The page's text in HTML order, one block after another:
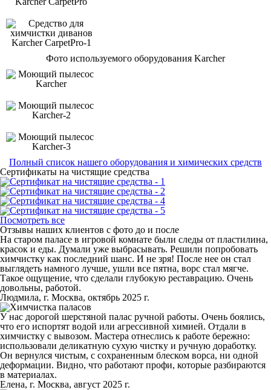
Фото используемого оборудования Karcher
Полный список нашего оборудования и химических средств
Сертификаты на чистящие средства
Посмотреть все
Отзывы наших клиентов с фото до и после
На старом паласе в игровой комнате были следы от пластилина,
красок и еды. Думали уже выбрасывать. Решили попробовать
химчистку как последний шанс. И не зря! После нее он стал
выглядеть намного лучше, ушли все пятна, ворс стал мягче.
Такое ощущение, что сделали глубокую реставрацию. Очень
довольны, работой.
Людмила, г. Москва, октябрь 2025 г.
У нас дорогой шерстяной палас ручной работы. Очень боялись,
что его испортят водой или агрессивной химией. Отдали в
химчистку с вывозом. Мастера отнеслись к работе бережно:
использовали деликатную сухую чистку и ручную доработку.
Он вернулся чистым, с сохраненным блеском ворса, ни одной
деформации. Видно, что работают профи, которые разбираются
в материалах.
Елена, г. Москва, август 2025 г.